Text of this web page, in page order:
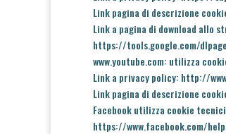
Link pagina di descrizione
Link a pagina di download allo
https://tools.google.com/
www.youtube.com: utilizza
Link a privacy policy: http://
Link pagina di descrizione
Facebook utilizza cookie
https://www.facebook.com/